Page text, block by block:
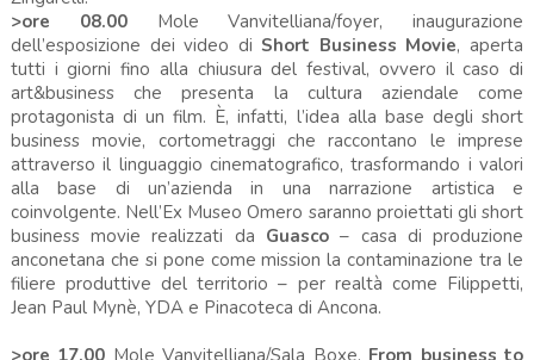
>ore 08.00 Mole Vanvitelliana/foyer, inaugurazione
dell’esposizione dei video di Short Business Movie, aperta
tutti i giorni fino alla chiusura del festival, ovvero il caso di
art&business che presenta
la
cultura aziendale come
protagonista di un film. È, infatti, l’idea alla base degli short
business movie, cortometraggi che raccontano le imprese
attraverso il linguaggio cinematografico, trasformando i valori
alla base di un’azienda in una narrazione artistica e
coinvolgente. Nell’Ex Museo Omero saranno proiettati gli short
business movie realizzati da Guasco – casa di produzione
anconetana che si pone come mission la contaminazione tra le
filiere produttive del territorio – per realtà come Filippetti,
Jean Paul Mynè, YDA e Pinacoteca di Ancona.
>ore 17.00 Mole Vanvitelliana/Sala Boxe, From business to